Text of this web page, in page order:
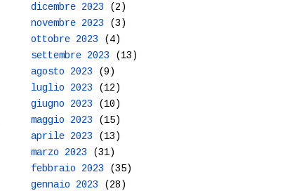
dicembre 2023 (2)
novembre 2023 (3)
ottobre 2023 (4)
settembre 2023 (13)
agosto 2023 (9)
luglio 2023 (12)
giugno 2023 (10)
maggio 2023 (15)
aprile 2023 (13)
marzo 2023 (31)
febbraio 2023 (35)
gennaio 2023 (28)